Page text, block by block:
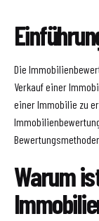
Die
Verkauf einer
einer Immobilie zu
Warum